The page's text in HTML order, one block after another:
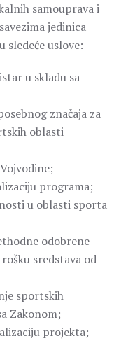
samouprava i
jedinica
sledeće uslove:
u skladu sa
značaja za
oblasti
programa;
u oblasti sporta
odobrene
sredstava od
sportskih
Zakonom;
projekta;